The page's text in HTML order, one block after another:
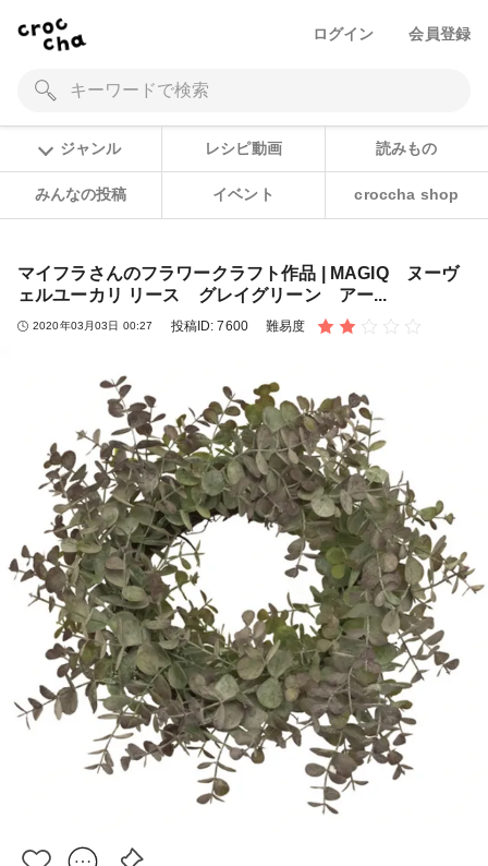
ログイン 会員登録
ジャンル レシピ動画 読みもの
みんなの投稿 イベント croccha shop
マイフラさんのフラワークラフト作品 | MAGIQ ヌーヴ
ェルユーカリ リース グレイグリーン アー...
2020年03月03日 00:27 投稿ID:7600 難易度